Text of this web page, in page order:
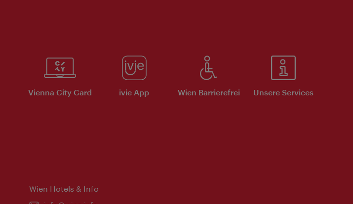
Vienna City Card ivie App Wien Barrierefrei Unsere Services
Wien Hotels & Info